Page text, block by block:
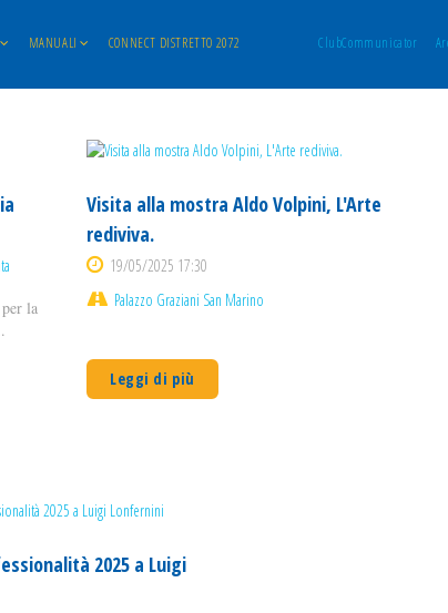
MANUALI CONNECT DISTRETTO 2072 ClubCommunicator
la
Visita alla mostra Aldo Volpini, L'Arte
rediviva.
19/05/2025 17:30
Palazzo Graziani San Marino
Leggi di più
2025 a Luigi